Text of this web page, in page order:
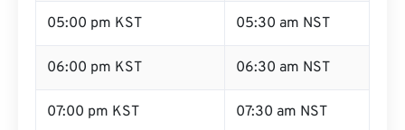
05:00 pm KST 05:30 am NST
06:00 pm KST 06:30 am NST
07:00 pm KST 07:30 am NST